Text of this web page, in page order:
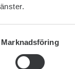
Marknadsföring